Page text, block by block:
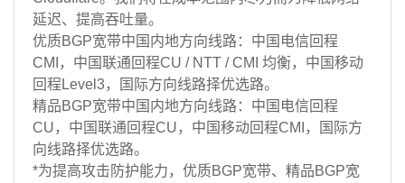
延迟、提高吞吐量。
优质BGP宽带中国内地方向线路：中国电信回程
CMI，中国联通回程CU / NTT / CMI 均衡，中国移动
回程Level3，国际方向线路择优选路。
精品BGP宽带中国内地方向线路：中国电信回程
CU，中国联通回程CU，中国移动回程CMI，国际方
向线路择优选路。
*为提高攻击防护能力，优质BGP宽带、精品BGP宽